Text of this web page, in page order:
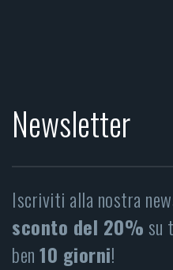
Newsletter
Iscriviti alla nostra
sconto del 20%su
ben10 giorni!